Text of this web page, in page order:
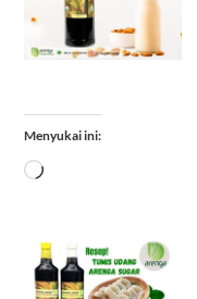
Menyukai ini:
Memuat...